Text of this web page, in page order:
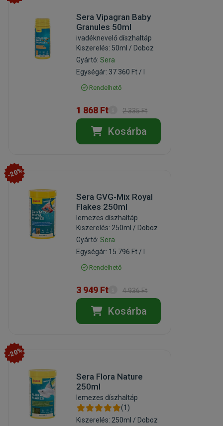
Sera Vipagran Baby
Granules 50ml
ivadéknevelő díszhaltáp
Kiszerelés: 50ml / Doboz
Gyártó:Sera
Egységár: 37 360 Ft / l
Rendelhető
1 868 Ft 2 335 Ft
Kosárba
-20%
Sera GVG-Mix Royal
Flakes 250ml
lemezes díszhaltáp
Kiszerelés: 250ml / Doboz
Gyártó:Sera
Egységár: 15 796 Ft / l
Rendelhető
3 949 Ft 4 936 Ft
Kosárba
-20%
Sera Flora Nature
250ml
lemezes díszhaltáp
(1)
Kiszerelés: 250ml / Doboz